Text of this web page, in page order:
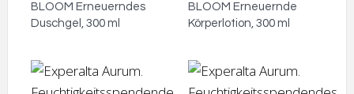
BLOOM Erneuerndes
Duschgel, 300 ml
BLOOM Erneuernde
Körperlotion, 300 ml